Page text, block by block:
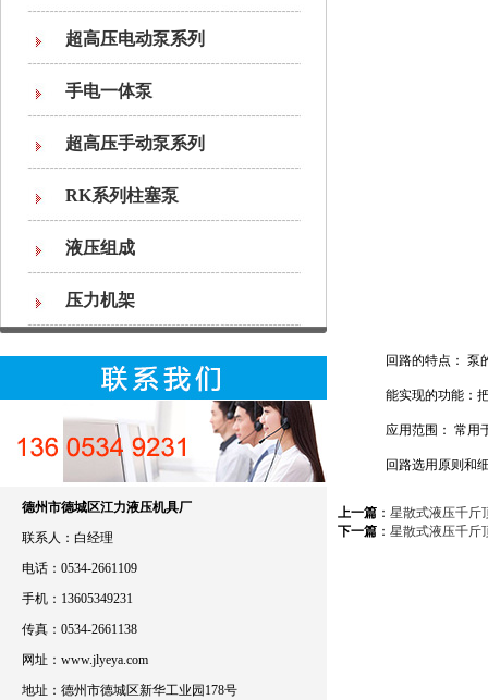
超高压电动泵系列
手电一体泵
超高压手动泵系列
RK系列柱塞泵
液压组成
压力机架
德州市德城区江力液压机具厂
联系人：白经理
电话：0534-2661109
手机：13605349231
传真：0534-2661138
网址：www.jlyeya.com
地址：德州市德城区新华工业园178号
回路的特点： 泵的
能实现的功能：把
应用范围： 常用于
回路选用原则和细
上一篇 ： 星散式液压千斤
下一篇 ： 星散式液压千斤